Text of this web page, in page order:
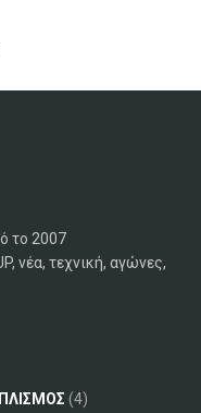
το 2007
νέα, τεχνική, αγώνες,
(4)